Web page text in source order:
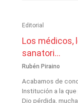
Editorial
Los médicos,
sanatori...
Rubén Piraino
Acabamos de
Institución a la
Dio pérdida,